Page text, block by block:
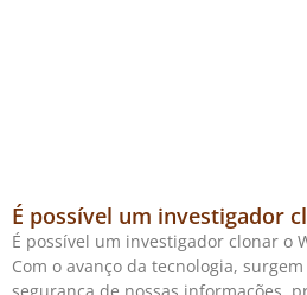
É possível um investigador
É possível um investigador clonar o
Com o avanço da tecnologia,